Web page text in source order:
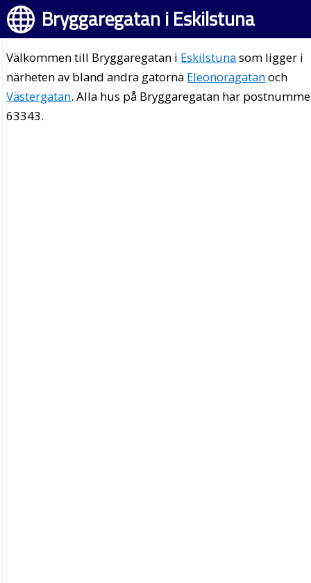
Bryggaregatan i Eskilstuna
Välkommen till Bryggaregatan i Eskilstunasom ligger i
närheten av bland andra gatorna Eleonoragatanoch
Västergatan. Alla hus på Bryggaregatan har
63343.